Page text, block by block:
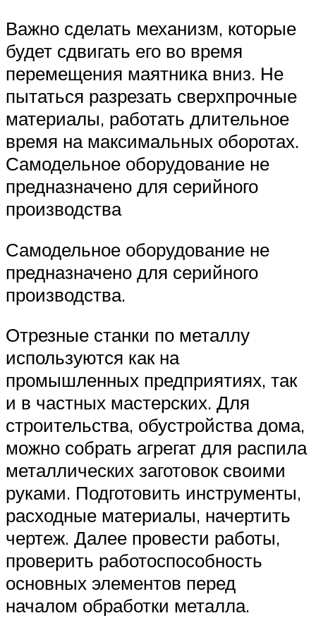
Важно сделать механизм, которые
будет сдвигать его во время
перемещения маятника вниз. Не
пытаться разрезать сверхпрочные
материалы, работать длительное
время на максимальных оборотах.
Самодельное оборудование не
предназначено для серийного
производства
Самодельное оборудование не
предназначено для серийного
производства.
Отрезные станки по металлу
используются как на
промышленных предприятиях, так
и в частных мастерских. Для
строительства, обустройства дома,
можно собрать агрегат для распила
металлических заготовок своими
руками. Подготовить инструменты,
расходные материалы, начертить
чертеж. Далее провести работы,
проверить работоспособность
основных элементов перед
началом обработки металла.